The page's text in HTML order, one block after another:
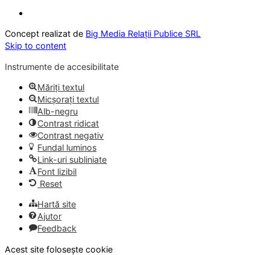
Concept realizat de Big Media Relații Publice SRL
Skip to content
Instrumente de accesibilitate
Măriți textul
Micșorați textul
Alb-negru
Contrast ridicat
Contrast negativ
Fundal luminos
Link-uri subliniate
Font lizibil
Reset
Hartă site
Ajutor
Feedback
Acest site folosește cookie